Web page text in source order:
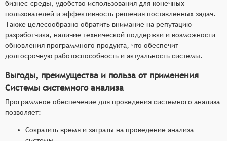
бизнес-среды, удобство использования для конечных
пользователей и эффективность решения поставленных задач.
Также целесообразно обратить внимание на репутацию
разработчика, наличие технической поддержки и возможности
обновления программного продукта, что обеспечит
долгосрочную работоспособность и актуальность системы.
Выгоды, преимущества и польза от применения
Системы системного анализа
Программное обеспечение для проведения системного анализа
позволяет:
Сократить время и затраты на проведение анализа